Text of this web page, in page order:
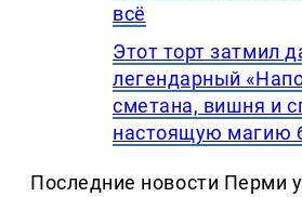
всё
Этот торт затмил
легендарный
сметана, вишня и
настоящую магию
Последние новости Перми